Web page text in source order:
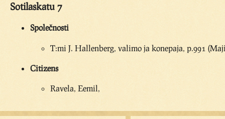
Sotilaskatu 7
Společnosti
T:mi J. Hallenberg, valimo ja konepaja, p.991
Citizens
Ravela, Eemil,